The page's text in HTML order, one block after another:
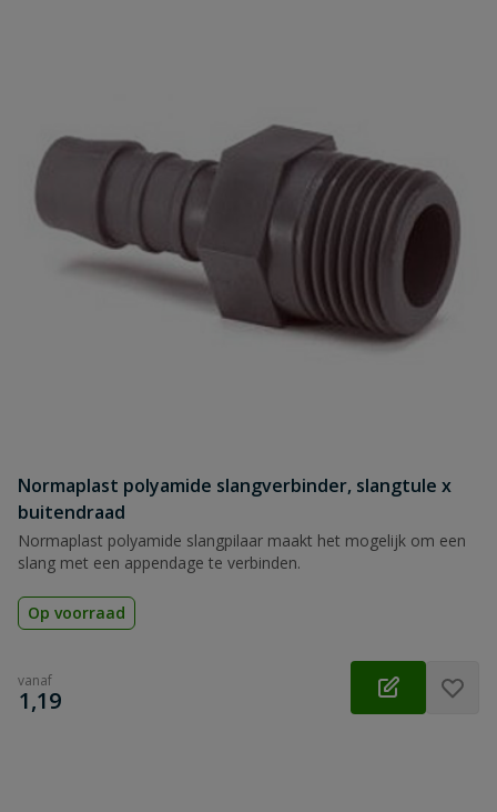
Normaplast polyamide slangverbinder, slangtule x
buitendraad
Normaplast polyamide slangpilaar maakt het mogelijk om een
slang met een appendage te verbinden.
Op voorraad
vanaf
€
1,19